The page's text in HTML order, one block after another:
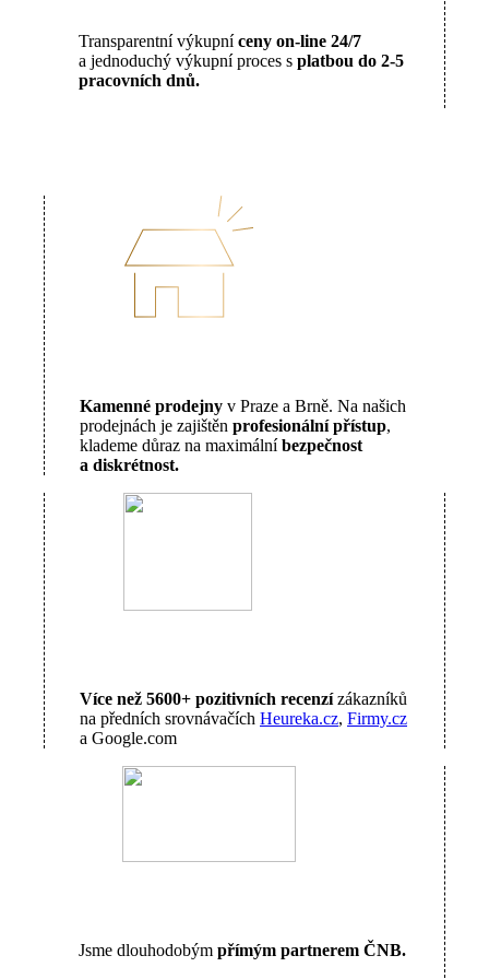
Transparentní výkupníceny on-line 24/7
a jednoduchý výkupní proces s platbou do 2-5
pracovních dnů.
Kamenné prodejny v Praze a Brně. Na našich
prodejnách je zajištěn profesionální přístup,
klademe důraz na maximálníbezpečnost
a diskrétnost.
Více než 5600+ pozitivních recenzízákazníků
na předních srovnávačích Heureka.cz, Firmy.cz
a Google.com
Jsme dlouhodobým přímým partnerem ČNB.